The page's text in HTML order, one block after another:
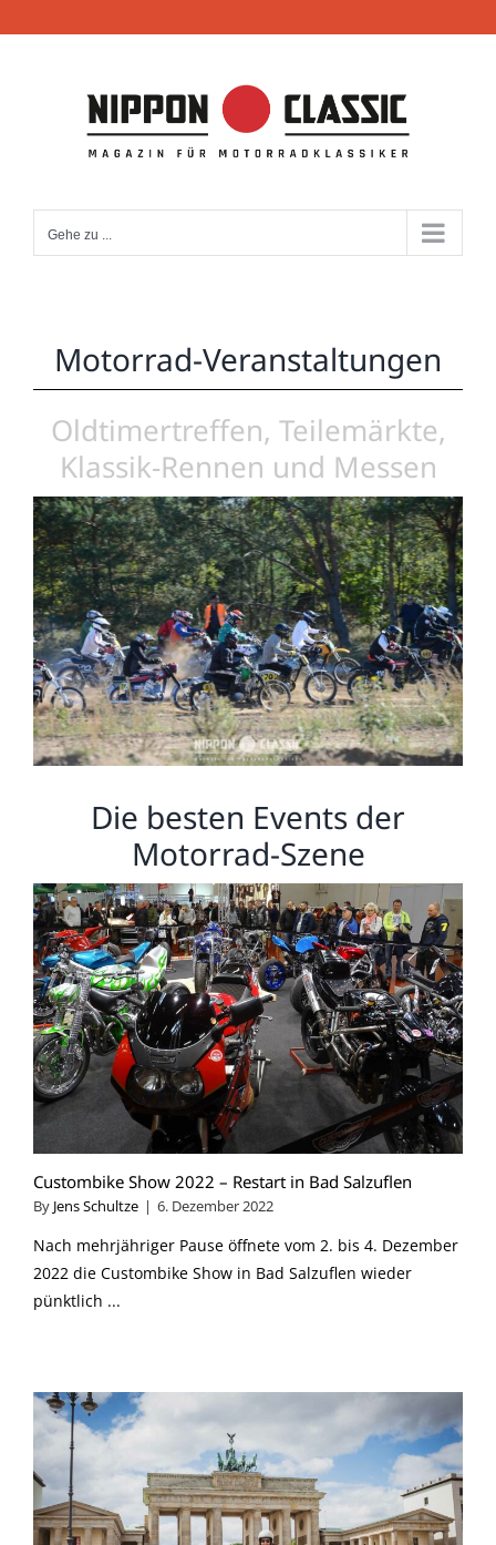
Inhalt
Gehe zu ...
Motorrad-Veranstaltungen
Oldtimertreffen, Teilemärkte,
Klassik-Rennen und Messen
Die besten Events der
Motorrad-Szene
Custombike Show 2022 – Restart in Bad Salzuflen
By Jens Schultze | 6. Dezember 2022
Nach mehrjähriger Pause öffnete vom 2. bis 4. Dezember
2022 die Custombike Show in Bad Salzuflen wieder
pünktlich ...